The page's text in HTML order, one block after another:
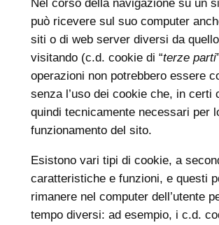
Nel corso della navigazione su un
può ricevere sul suo computer
siti o di web server diversi da
visitando (c.d. cookie di “terze parti
operazioni non potrebbero essere
senza l’uso dei cookie che, in certi
quindi tecnicamente necessari per
funzionamento del sito.
Esistono vari tipi di cookie, a
caratteristiche e funzioni, e questi
rimanere nel computer dell’utente
tempo diversi: ad esempio, i c.d.